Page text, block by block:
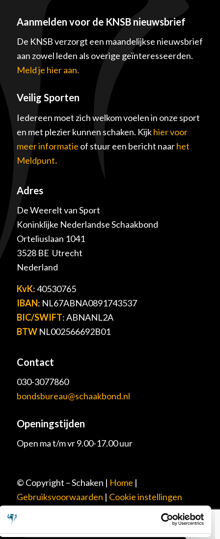
Aanmelden voor de KNSB nieuwsbrief
De KNSB verzorgt een maandelijkse nieuwsbrief
aan zowel leden als overige geïnteresseerden.
Meld je hier aan.
Veilig Sporten
Iedereen moet zich welkom voelen in onze sport
en met plezier kunnen schaken. Kijkhier voor
meer informatie of stuur een bericht naarhet
Meldpunt.
Adres
De Weerelt van Sport
Koninklijke Nederlandse Schaakbond
Orteliuslaan 1041
3528 BE Utrecht
Nederland
KvK: 40530765
IBAN: NL67ABNA0891743537
BIC/SWIFT: ABNANL2A
BTWNL002566692B01
Contact
030-3077860
bondsbureau@schaakbond.nl
Openingstijden
Open ma t/m vr 9.00-17.00 uur
© Copyright – Schaken | Home |
Gebruiksvoorwaarden | Cookie instellingen